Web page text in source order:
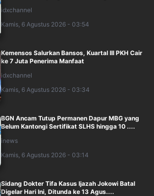
idxchannel
Kamis, 6 Agustus 2026 - 03:54
Kemensos Salurkan Bansos, Kuartal III PKH Cair
ke 7 Juta Penerima Manfaat
idxchannel
Kamis, 6 Agustus 2026 - 03:34
BGN Ancam Tutup Permanen Dapur MBG yang
Belum Kantongi Sertifikat SLHS hingga 10 ....
inews
Kamis, 6 Agustus 2026 - 03:14
Sidang Dokter Tifa Kasus Ijazah Jokowi Batal
Digelar Hari Ini, Ditunda ke 13 Agus....